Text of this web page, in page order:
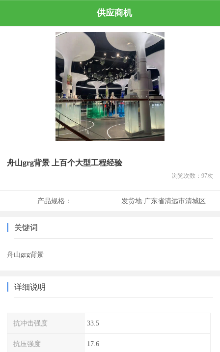
供应商机
舟山grg背景 上百个大型工程经验
浏览次数： 97次
产品规格： 发货地:广东省清远市清城区
关键词
舟山grg背景
详细说明
抗冲击强度 33.5
抗压强度 17.6